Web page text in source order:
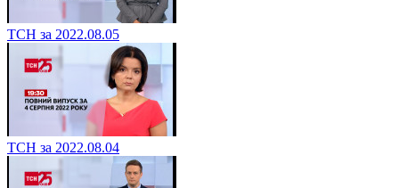
ТСН за 2022.08.05
ТСН за 2022.08.04